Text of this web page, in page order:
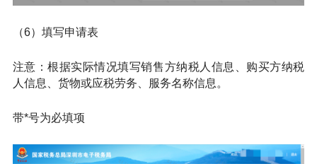
（6）填写申请表
注意：根据实际情况填写销售方纳税人信息、购买方纳税
人信息、货物或应税劳务、服务名称信息。
带*号为必填项